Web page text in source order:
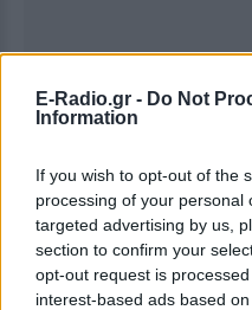
E-Radio.gr - Do Not
Information
If you wish to opt-out of the
processing of your personal
targeted advertising by us,
section to confirm your
opt-out request is
interest-based ads based
Ακολουθήστε το E-
και μάθετε πρώτοιτα